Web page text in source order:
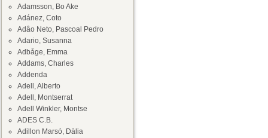
Adamsson, Bo Ake
Adánez, Coto
Adâo Neto, Pascoal Pedro
Adario, Susanna
Adbåge, Emma
Addams, Charles
Addenda
Adell, Alberto
Adell, Montserrat
Adell Winkler, Montse
ADES C.B.
Adillon Marsó, Dàlia